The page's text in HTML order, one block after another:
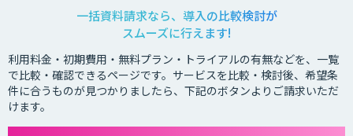
一括資料請求なら、導入の比較検討が
スムーズに行えます!
利用料金・初期費用・無料プラン・トライアルの有無などを、一覧
で比較・確認できるページです。サービスを比較・検討後、希望条
件に合うものが見つかりましたら、下記のボタンよりご請求いただ
けます。